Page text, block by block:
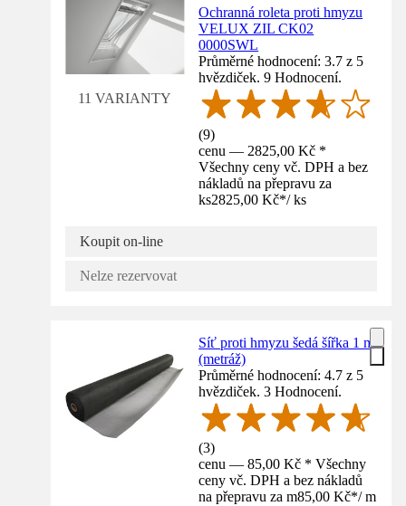
11 VARIANTY
Ochranná roleta proti hmyzu
VELUX ZIL CK02
0000SWL
Průměrné hodnocení: 3.7 z 5
hvězdiček. 9 Hodnocení.
(9)
cenu — 2825,00 Kč *
Všechny ceny vč. DPH a bez
nákladů na přepravu za
ks2825,00 Kč*/ ks
Koupit on-line
Nelze rezervovat
Síť proti hmyzu šedá šířka 1 m
(metráž)
Průměrné hodnocení: 4.7 z 5
hvězdiček. 3 Hodnocení.
(3)
cenu — 85,00 Kč * Všechny
ceny vč. DPH a bez nákladů
na přepravu za m85,00 Kč*/ m